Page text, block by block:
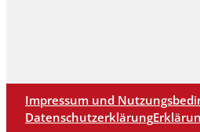
Impressum und
Datenschutzerklärung